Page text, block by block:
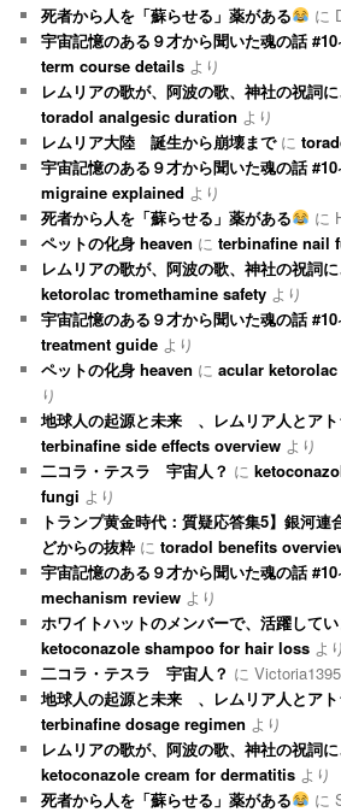
死者から人を「蘇らせる」薬がある
に
宇宙記憶のある９才から聞いた魂の話
term course details より
レムリアの歌が、阿波の歌、神社の祝詞
toradol analgesic duration より
レムリア大陸 誕生から崩壊までに
宇宙記憶のある９才から聞いた魂の話
migraine explained より
死者から人を「蘇らせる」薬がある
に
ペットの化身 heaven にterbinafine nail
レムリアの歌が、阿波の歌、神社の祝詞
ketorolac tromethamine safety より
宇宙記憶のある９才から聞いた魂の話
treatment guide より
ペットの化身 heaven にacular
り
地球人の起源と未来 、レムリア人とアト
terbinafine side effects overview より
二コラ・テスラ 宇宙人？ に
fungi より
トランプ黄金時代：質疑応答集5】銀河連
どからの抜粋 にtoradol benefits
宇宙記憶のある９才から聞いた魂の話
mechanism review より
ホワイトハットのメンバーで、活躍してい
ketoconazole shampoo for hair loss より
二コラ・テスラ 宇宙人？ にVictoria1395
地球人の起源と未来 、レムリア人とアト
terbinafine dosage regimen より
レムリアの歌が、阿波の歌、神社の祝詞
ketoconazole cream for dermatitis より
死者から人を「蘇らせる」薬がある
に